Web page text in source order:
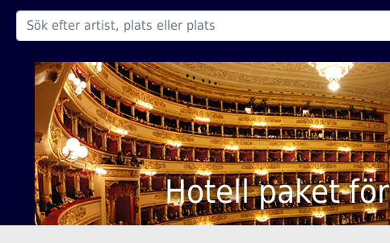
Hotell paket för